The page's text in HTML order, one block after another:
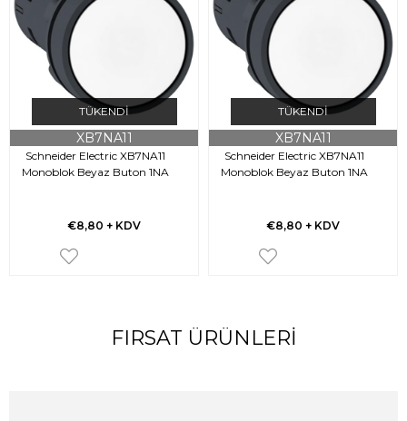
TÜKENDI
Schneider Electric XB7NA11
Monoblok Beyaz Buton 1NA
XB7NA11
€8,80 + KDV
TÜKENDI
Schneider Electric XB7NA11
Monoblok Beyaz Buton 1NA
XB7NA11
€8,80 + KDV
FIRSAT ÜRÜNLERI